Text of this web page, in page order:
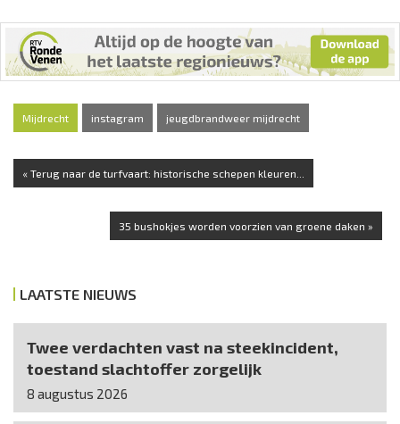
Mijdrecht instagram jeugdbrandweer mijdrecht
« Terug naar de turfvaart: historische schepen kleuren...
35 bushokjes worden voorzien van groene daken »
LAATSTE NIEUWS
Twee verdachten vast na steekincident,
toestand slachtoffer zorgelijk
8 augustus 2026